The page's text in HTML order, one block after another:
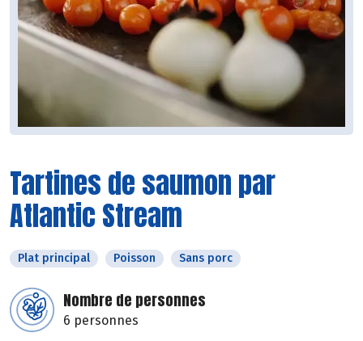
Tartines de saumon par
Atlantic Stream
Plat principal Poisson Sans porc
Nombre de personnes
6 personnes